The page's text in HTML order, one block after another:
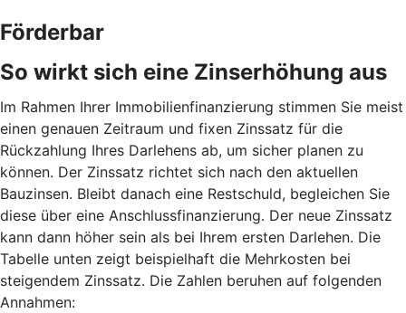
Förderbar
So wirkt sich eine Zinserhöhung aus
Im Rahmen Ihrer Immobilienfinanzierung stimmen Sie meist
einen genauen Zeitraum und fixen Zinssatz für die
Rückzahlung Ihres Darlehens ab, um sicher planen zu
können. Der Zinssatz richtet sich nach den aktuellen
Bauzinsen. Bleibt danach eine Restschuld, begleichen Sie
diese über eine Anschlussfinanzierung. Der neue Zinssatz
kann dann höher sein als bei Ihrem ersten Darlehen. Die
Tabelle unten zeigt beispielhaft die Mehrkosten bei
steigendem Zinssatz. Die Zahlen beruhen auf folgenden
Annahmen: